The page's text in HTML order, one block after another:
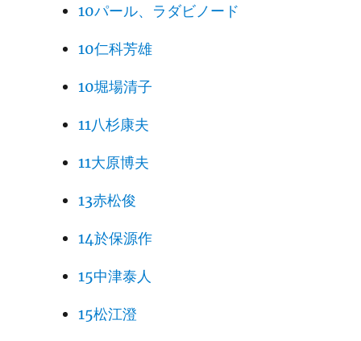
10パール、ラダビノード
10仁科芳雄
10堀場清子
11八杉康夫
11大原博夫
13赤松俊
14於保源作
15中津泰人
15松江澄